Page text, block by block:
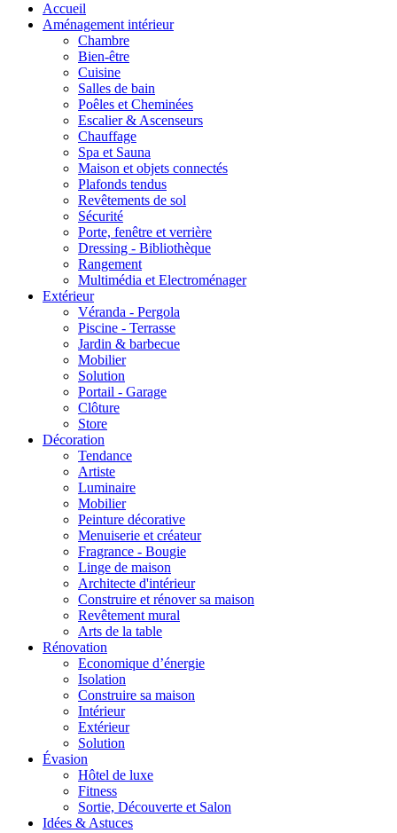
Accueil
Aménagement intérieur
Chambre
Bien-être
Cuisine
Salles de bain
Poêles et Cheminées
Escalier & Ascenseurs
Chauffage
Spa et Sauna
Maison et objets connectés
Plafonds tendus
Revêtements de sol
Sécurité
Porte, fenêtre et verrière
Dressing - Bibliothèque
Rangement
Multimédia et Electroménager
Extérieur
Véranda - Pergola
Piscine - Terrasse
Jardin & barbecue
Mobilier
Solution
Portail - Garage
Clôture
Store
Décoration
Tendance
Artiste
Luminaire
Mobilier
Peinture décorative
Menuiserie et créateur
Fragrance - Bougie
Linge de maison
Architecte d'intérieur
Construire et rénover sa maison
Revêtement mural
Arts de la table
Rénovation
Economique d’énergie
Isolation
Construire sa maison
Intérieur
Extérieur
Solution
Évasion
Hôtel de luxe
Fitness
Sortie, Découverte et Salon
Idées & Astuces